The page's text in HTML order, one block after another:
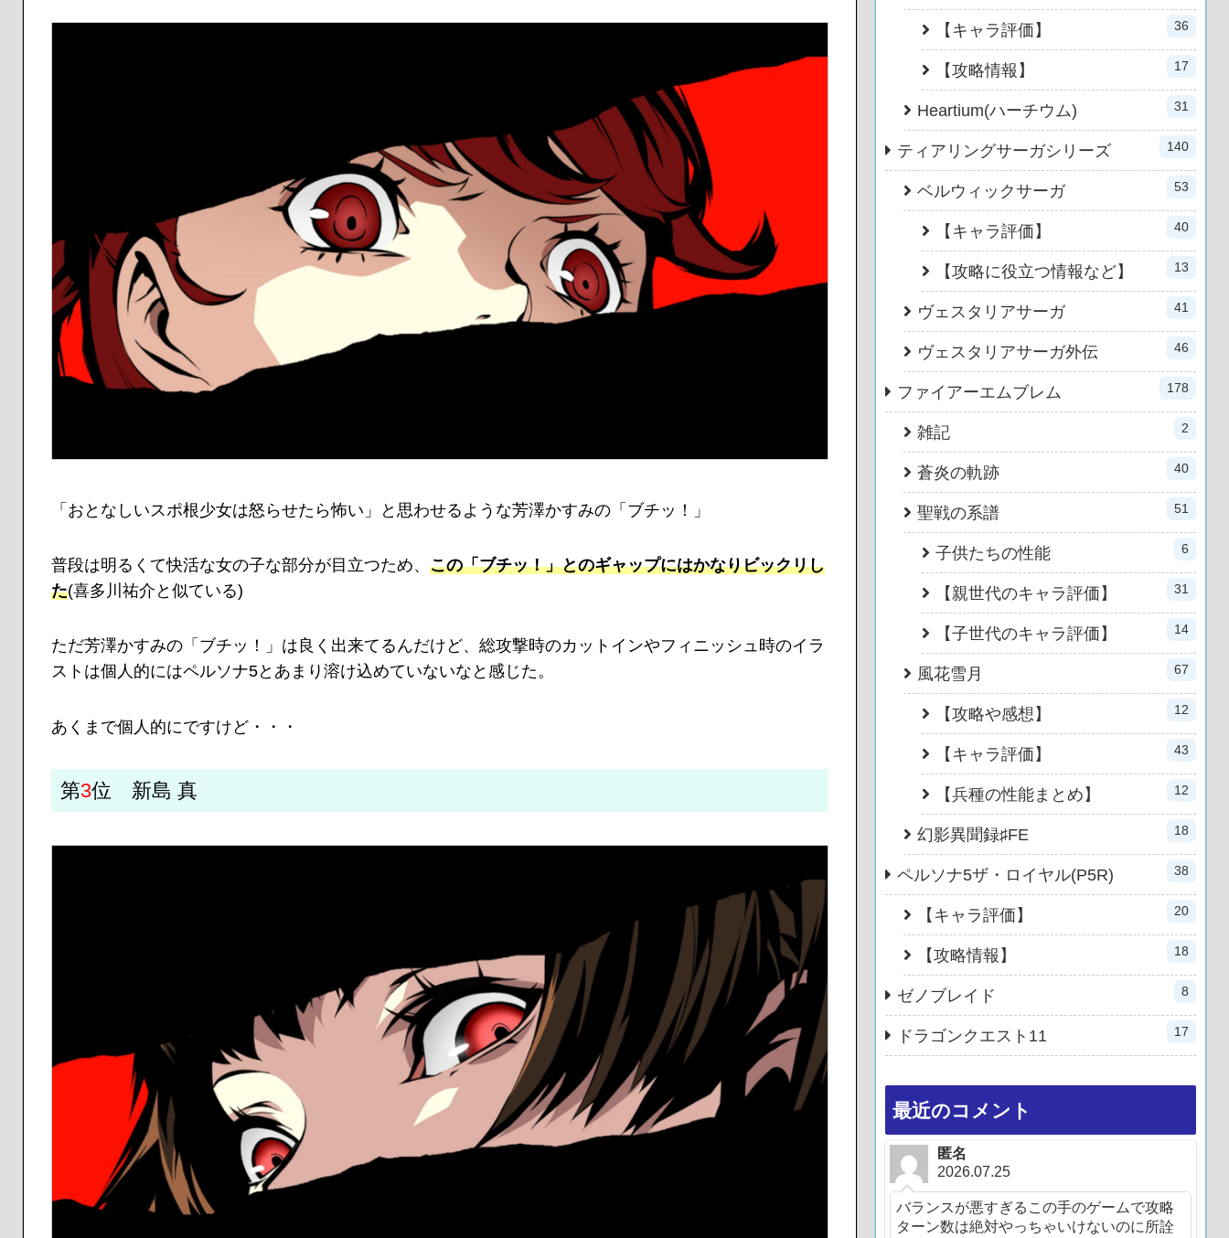
「おとなしいスポ根少女は怒らせたら怖い」と思わせるような芳澤かすみの「ブチッ！」
普段は明るくて快活な女の子な部分が目立つため、 この「ブチッ！」とのギャップにはかなりビックリし
た(喜多川祐介と似ている)
ただ芳澤かすみの「ブチッ！」は良く出来てるんだけど、総攻撃時のカットインやフィニッシュ時のイラ
ストは個人的にはペルソナ5とあまり溶け込めていないなと感じた。
あくまで個人的にですけど・・・
第3位 新島 真
【キャラ評価】 36
【攻略情報】 17
Heartium(ハーチウム) 31
ティアリングサーガシリーズ 140
ベルウィックサーガ 53
【キャラ評価】 40
【攻略に役立つ情報など】 13
ヴェスタリアサーガ 41
ヴェスタリアサーガ外伝 46
ファイアーエムブレム 178
雑記 2
蒼炎の軌跡 40
聖戦の系譜 51
子供たちの性能 6
【親世代のキャラ評価】 31
【子世代のキャラ評価】 14
風花雪月 67
【攻略や感想】 12
【キャラ評価】 43
【兵種の性能まとめ】 12
幻影異聞録♯FE 18
ペルソナ5ザ・ロイヤル(P5R) 38
【キャラ評価】 20
【攻略情報】 18
ゼノブレイド 8
ドラゴンクエスト11 17
最近のコメント
匿名
2026.07.25
バランスが悪すぎるこの手のゲームで攻略
ターン数は絶対やっちゃいけないのに所詮